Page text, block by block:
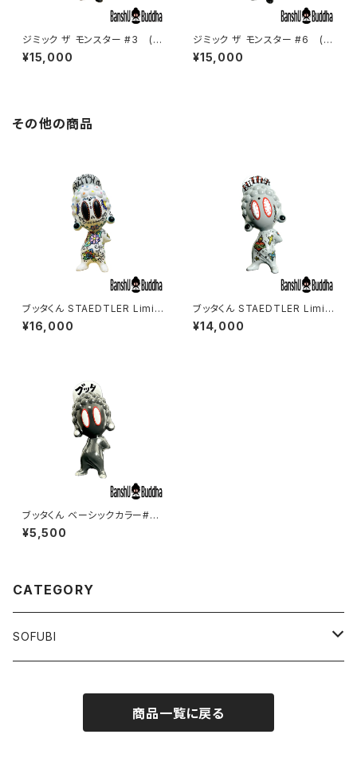
ジミック ザ モンスター #3 (Ji
mic The Monster #3)
¥15,000
ジミック ザ モンスター #6 (Ji
mic The Monster #6)
¥15,000
その他の商品
ブッタくん STAEDTLER Limit
ed color #1
¥16,000
ブッタくん STAEDTLER Limit
ed color #2
¥14,000
ブッタくん ベーシックカラー#44
（BUTTHA kun BASIC Color
#44）
¥5,500
CATEGORY
SOFUBI
JIMIC The Monster
商品一覧に戻る